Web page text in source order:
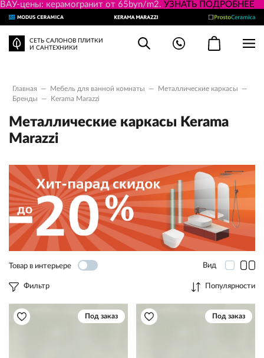
ВАУ-цены: керамогранит от 65byn/m2. УЗНАТЬ ПОДРОБНЕЕ
СЕТЬ САЛОНОВ ПЛИТКИ
И САНТЕХНИКИ
Главная — Мебель для ванной комнаты — Металлические каркасы
—
Бренды
— Kerama Marazzi
Металлические каркасы Kerama
Marazzi
Популярности
Товар в интерьере Вид
Фильтр
Под заказ Под заказ